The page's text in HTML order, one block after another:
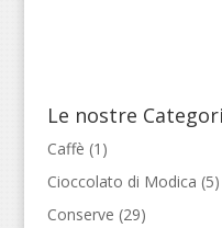
Le nostre
Caffè (1)
Cioccolato di Modica (5)
Conserve (29)